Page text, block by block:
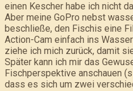
einen Kescher habe ich nicht
Aber meine GoPro nebst
beschließe, den Fischis eine
Action-Cam einfach ins
ziehe ich mich zurück, damit
Später kann ich mir das
Fischperspektive anschauen
dass es sich um zwei